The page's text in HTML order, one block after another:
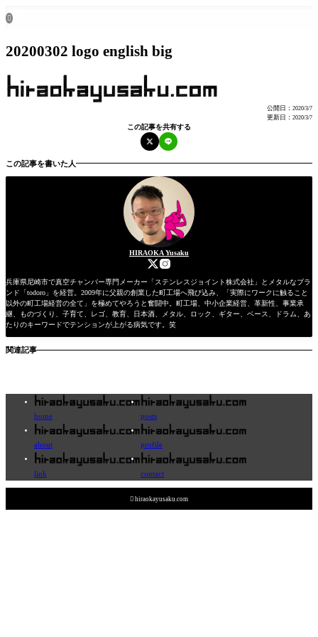

20200302 logo english big
公開日： 2020/3/7
更新日： 2020/3/7
この記事を共有する
この記事を書いた人
HIRAOKA Yusaku
兵庫県尼崎市で真空チャンバー専門メーカー「ステンレスジョイント株式会社」とメタルなブラ
ンド「todoro」を経営。2009年に父親の創業した町工場へ飛び込み、「実際にワークに触ること
以外の町工場経営の全て」を極めてやろうと奮闘中。町工場、中小企業経営、革新性、事業承
継、ものづくり、子育て、レゴ、教育、日本酒、メタル、ロック、ギター、ベース、ドラム、あ
たりのキーワードでテンションが上がる病気です。笑
関連記事
home posts
about profile
link contact
 hiraokayusaku.com